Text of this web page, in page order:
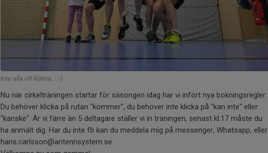
Inte alla vill klättra... :-)
Nu när cirkelträningen startar för säsongen idag har vi infört nya bokningsregler.
Du behöver klicka på rutan "kommer", du behöver inte klicka på "kan inte" eller
"kanske". Är vi färre än 5 deltagare ställer vi in träningen, senast kl.17 måste du
ha anmält dig. Har du inte fb kan du meddela mig på messenger, Whatsapp, eller
hans.carlsson@antennsystem.se